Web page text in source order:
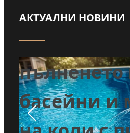
АКТУАЛНИ НОВИНИ
заради
Шума:
първо